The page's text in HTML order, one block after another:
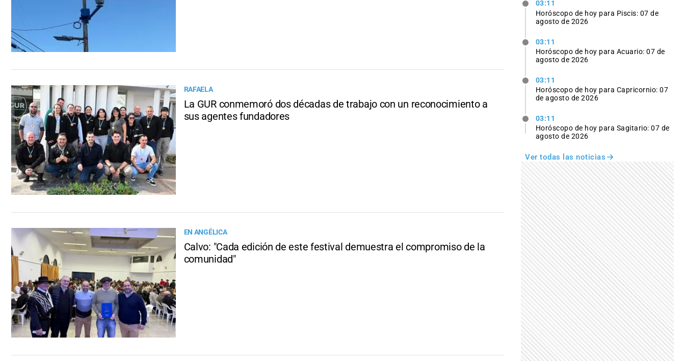
RAFAELA
La GUR conmemoró dos décadas de trabajo con un reconocimiento a
sus agentes fundadores
EN ANGÉLICA
Calvo: "Cada edición de este festival demuestra el compromiso de la
comunidad"
03:11
Horóscopo de hoy para Piscis: 07 de
agosto de 2026
03:11
Horóscopo de hoy para Acuario: 07 de
agosto de 2026
03:11
Horóscopo de hoy para Capricornio: 07
de agosto de 2026
03:11
Horóscopo de hoy para Sagitario: 07 de
agosto de 2026
Ver todas las noticias